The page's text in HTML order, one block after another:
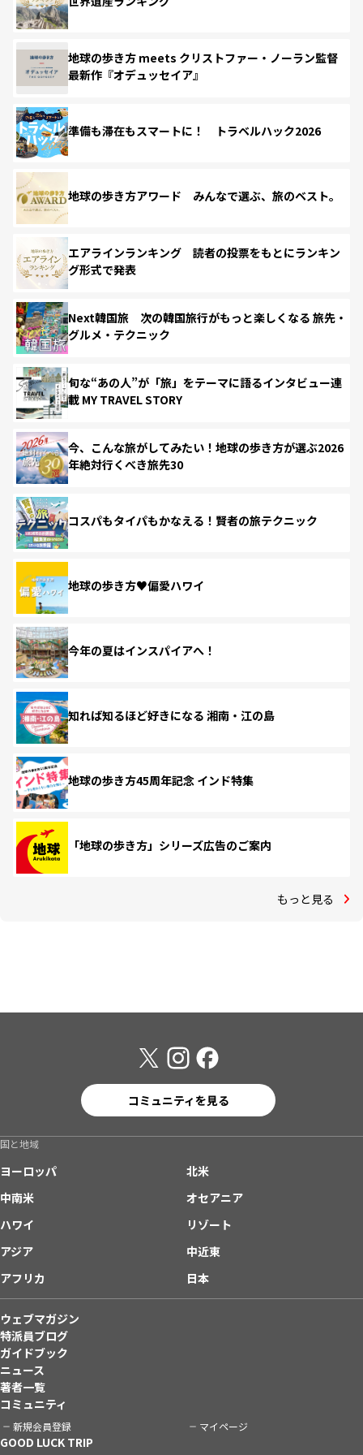
地球の歩き方 meets クリストファー・ノーラン監督
最新作『オデュッセイア』
準備も滞在もスマートに！ トラベルハック2026
地球の歩き方アワード みんなで選ぶ、旅のベスト。
エアラインランキング 読者の投票をもとにランキン
グ形式で発表
Next韓国旅 次の韓国旅行がもっと楽しくなる 旅先・
グルメ・テクニック
旬な“あの人”が「旅」をテーマに語るインタビュー連
載 MY TRAVEL STORY
今、こんな旅がしてみたい！地球の歩き方が選ぶ2026
年絶対行くべき旅先30
コスパもタイパもかなえる！賢者の旅テクニック
地球の歩き方♥偏愛ハワイ
今年の夏はインスパイアへ！
知れば知るほど好きになる 湘南・江の島
地球の歩き方45周年記念 インド特集
「地球の歩き方」シリーズ広告のご案内
もっと見る
コミュニティを見る
国と地域
ヨーロッパ
北米
中南米
オセアニア
ハワイ
リゾート
アジア
中近東
アフリカ
日本
ウェブマガジン
特派員ブログ
ガイドブック
ニュース
著者一覧
コミュニティ
新規会員登録 マイページ
GOOD LUCK TRIP